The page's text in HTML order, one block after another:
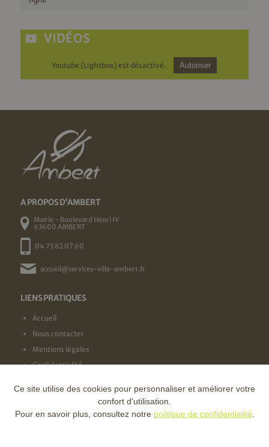
VIDÉOS
Youtube (Lightbox) est désactivé. Autoriser
A PROPOS D'AMBERT
Mairie - Boulevard Henri IV
63600 AMBERT
04 73 82 07 60
accueil@services-ville-ambert.fr
LIENS PRATIQUES
Accueil
Nous contacter
Mentions légales
Confidentialité
NOS LABELS
Ce site utilise des cookies pour personnaliser et améliorer votre
confort d'utilisation.
Pour en savoir plus, consultez notre politique de confidentialité